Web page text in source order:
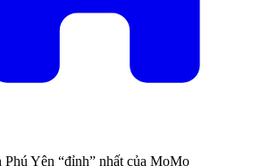
Phú Yên “đỉnh” nhất của MoMo